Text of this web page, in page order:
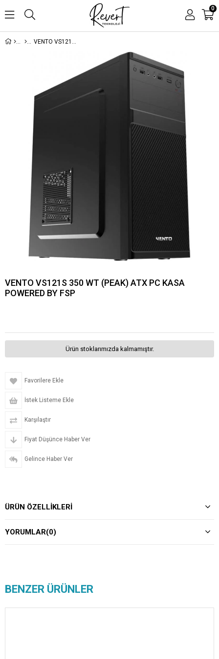
0
VENTO VS121S 350 WT (PEAK) ATX PC KASA POWERED BY FSP
VENTO VS121S 350 WT (PEAK) ATX PC KASA
POWERED BY FSP
Ürün stoklarımızda kalmamıştır.
Favorilere Ekle
İstek Listeme Ekle
Karşılaştır
Fiyat Düşünce Haber Ver
Gelince Haber Ver
ÜRÜN ÖZELLIKLERI
YORUMLAR(0)
BENZER ÜRÜNLER